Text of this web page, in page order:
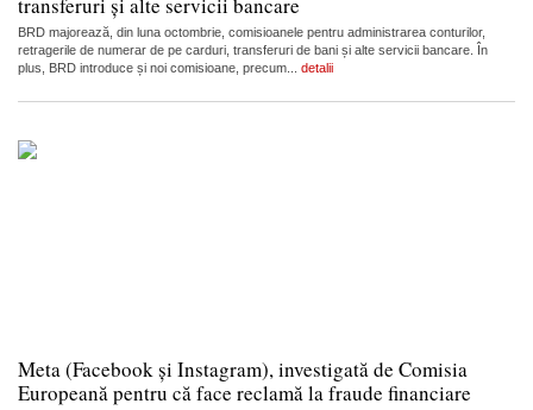
BRD majorează, din luna octombrie, comisioanele pentru administrarea conturilor,
retragerile de numerar de pe carduri, transferuri de bani și alte servicii bancare. În
plus, BRD introduce și noi comisioane, precum... detalii
Meta (Facebook și Instagram), investigată de Comisia
Europeană pentru că face reclamă la fraude financiare